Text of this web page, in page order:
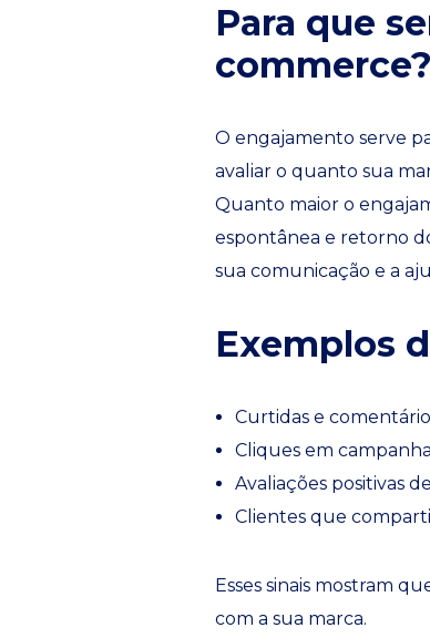
Para que
commerce?
O engajamento serve
avaliar o quanto sua
Quanto maior o
espontânea e retorno
sua comunicação e a
Exemplos
Curtidas e
Cliques em
Avaliações positivas
Clientes que
Esses sinais mostram
com a sua marca.